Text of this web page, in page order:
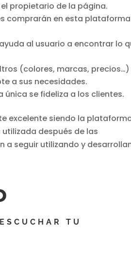
propietario de la página.
comprarán en esta plataforma
al usuario a encontrar lo
(colores, marcas, precios…)
a sus necesidades.
única se fideliza a los clientes.
excelente siendo la
después de las
a seguir utilizando y
TU